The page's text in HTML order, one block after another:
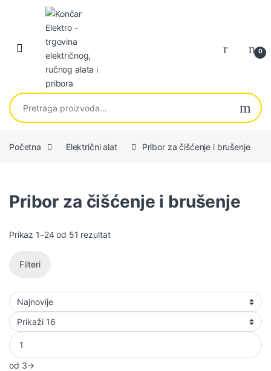
Skip to navigation
Skip to content
0
Pretraga za:
Početna Električni alat Pribor za čišćenje i brušenje
Pribor za čišćenje i brušenje
Prikaz 1–24 od 51 rezultatSortirano po najnovijem
Filteri
od 3→